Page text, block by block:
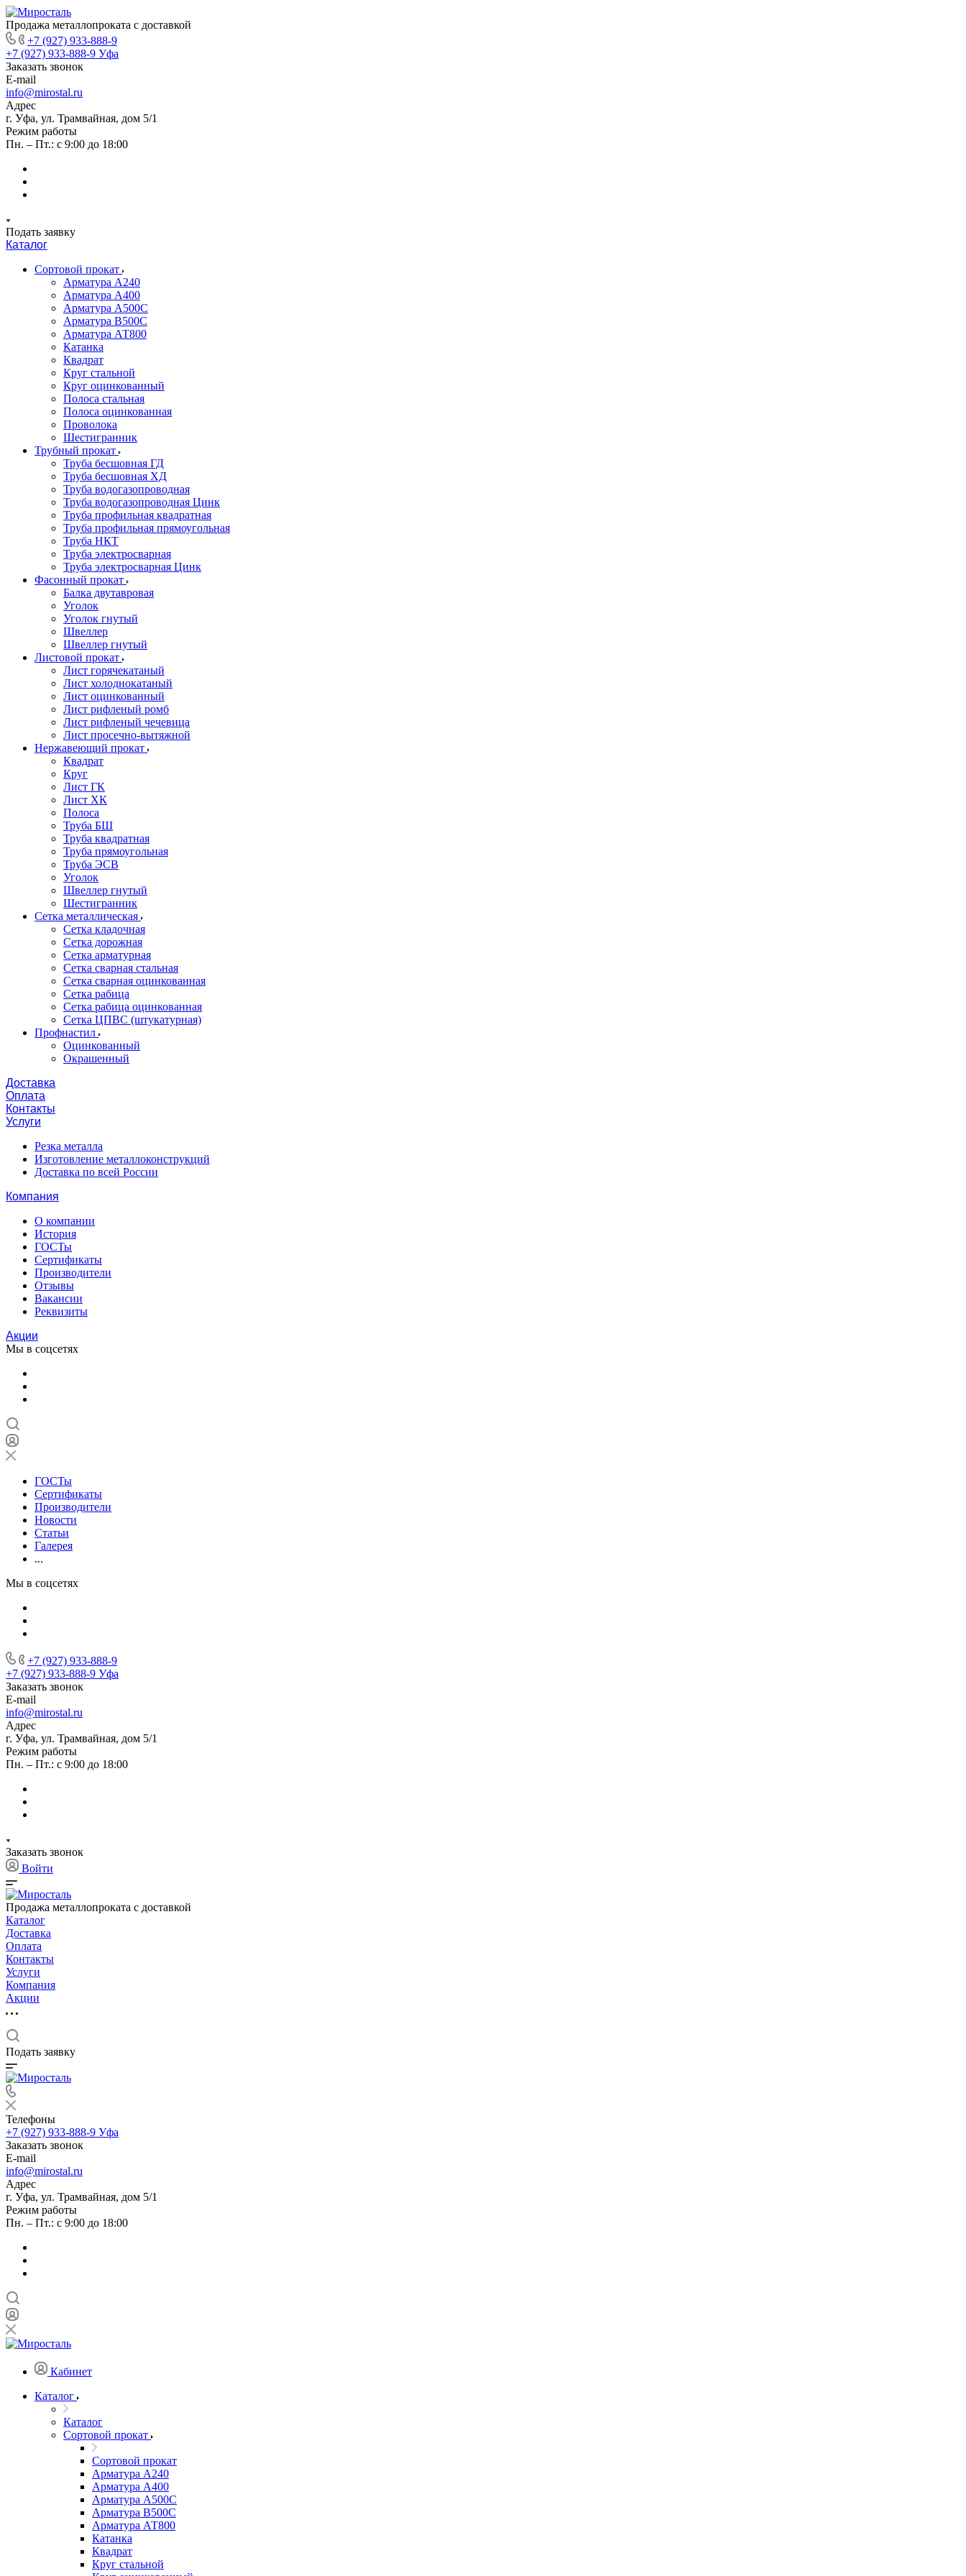
Продажа металлопроката с доставкой
+7 (927) 933-888-9
+7 (927) 933-888-9 Уфа
Заказать звонок
E-mail
info@mirostal.ru
Адрес
г. Уфа, ул. Трамвайная, дом 5/1
Режим работы
Пн. – Пт.: с 9:00 до 18:00
Подать заявку
Каталог
Сортовой прокат
Арматура А240
Арматура А400
Арматура А500C
Арматура В500С
Арматура АТ800
Катанка
Квадрат
Круг стальной
Круг оцинкованный
Полоса стальная
Полоса оцинкованная
Проволока
Шестигранник
Трубный прокат
Труба бесшовная ГД
Труба бесшовная ХД
Труба водогазопроводная
Труба водогазопроводная Цинк
Труба профильная квадратная
Труба профильная прямоугольная
Труба НКТ
Труба электросварная
Труба электросварная Цинк
Фасонный прокат
Балка двутавровая
Уголок
Уголок гнутый
Швеллер
Швеллер гнутый
Листовой прокат
Лист горячекатаный
Лист холоднокатаный
Лист оцинкованный
Лист рифленый ромб
Лист рифленый чечевица
Лист просечно-вытяжной
Нержавеющий прокат
Квадрат
Круг
Лист ГК
Лист ХК
Полоса
Труба БШ
Труба квадратная
Труба прямоугольная
Труба ЭСВ
Уголок
Швеллер гнутый
Шестигранник
Сетка металлическая
Сетка кладочная
Сетка дорожная
Сетка арматурная
Сетка сварная стальная
Сетка сварная оцинкованная
Сетка рабица
Сетка рабица оцинкованная
Сетка ЦПВС (штукатурная)
Профнастил
Оцинкованный
Окрашенный
Доставка
Оплата
Контакты
Услуги
Резка металла
Изготовление металлоконструкций
Доставка по всей России
Компания
О компании
История
ГОСТы
Сертификаты
Производители
Отзывы
Вакансии
Реквизиты
Акции
Мы в соцсетях
ГОСТы
Сертификаты
Производители
Новости
Статьи
Галерея
...
Мы в соцсетях
+7 (927) 933-888-9
+7 (927) 933-888-9 Уфа
Заказать звонок
E-mail
info@mirostal.ru
Адрес
г. Уфа, ул. Трамвайная, дом 5/1
Режим работы
Пн. – Пт.: с 9:00 до 18:00
Заказать звонок
Войти
Продажа металлопроката с доставкой
Каталог
Доставка
Оплата
Контакты
Услуги
Компания
Акции
Подать заявку
Телефоны
+7 (927) 933-888-9 Уфа
Заказать звонок
E-mail
info@mirostal.ru
Адрес
г. Уфа, ул. Трамвайная, дом 5/1
Режим работы
Пн. – Пт.: с 9:00 до 18:00
Кабинет
Каталог
Каталог
Сортовой прокат
Сортовой прокат
Арматура А240
Арматура А400
Арматура А500C
Арматура В500С
Арматура АТ800
Катанка
Квадрат
Круг стальной